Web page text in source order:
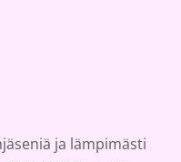
ja lämpimästi